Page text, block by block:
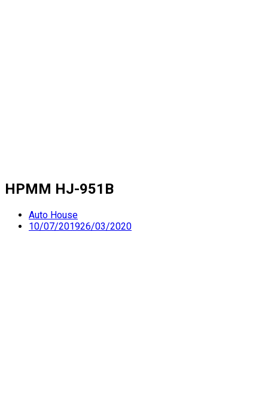
HPMM HJ-951B
Auto House
10/07/201926/03/2020